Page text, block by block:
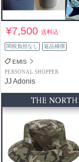
¥7,500送料込
関税負担なし 返品補償
EMIS
PERSONAL SHOPPER
JJ Adonis